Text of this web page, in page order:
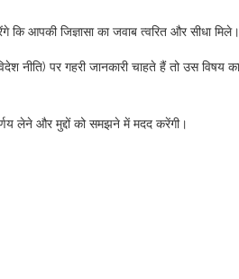
आपकी जिज्ञासा का जवाब त्वरित और सीधा मिले।
पर गहरी जानकारी चाहते हैं तो उस विषय
लेने और मुद्दों को समझने में मदद करेंगी।